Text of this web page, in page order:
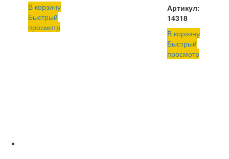
В корзину
Быстрый
просмотр
Артикул:
14318
В корзину
Быстрый
просмотр